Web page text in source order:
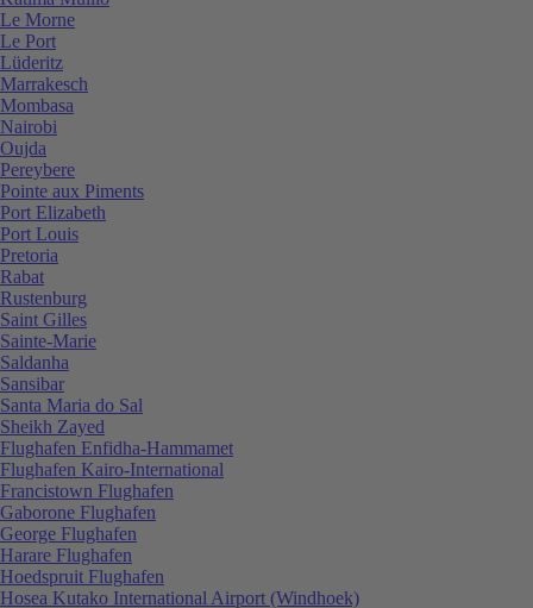
Le Morne
Le Port
Lüderitz
Marrakesch
Mombasa
Nairobi
Oujda
Pereybere
Pointe aux Piments
Port Elizabeth
Port Louis
Pretoria
Rabat
Rustenburg
Saint Gilles
Sainte-Marie
Saldanha
Sansibar
Santa Maria do Sal
Sheikh Zayed
Flughafen Enfidha-Hammamet
Flughafen Kairo-International
Francistown Flughafen
Gaborone Flughafen
George Flughafen
Harare Flughafen
Hoedspruit Flughafen
Hosea Kutako International Airport (Windhoek)